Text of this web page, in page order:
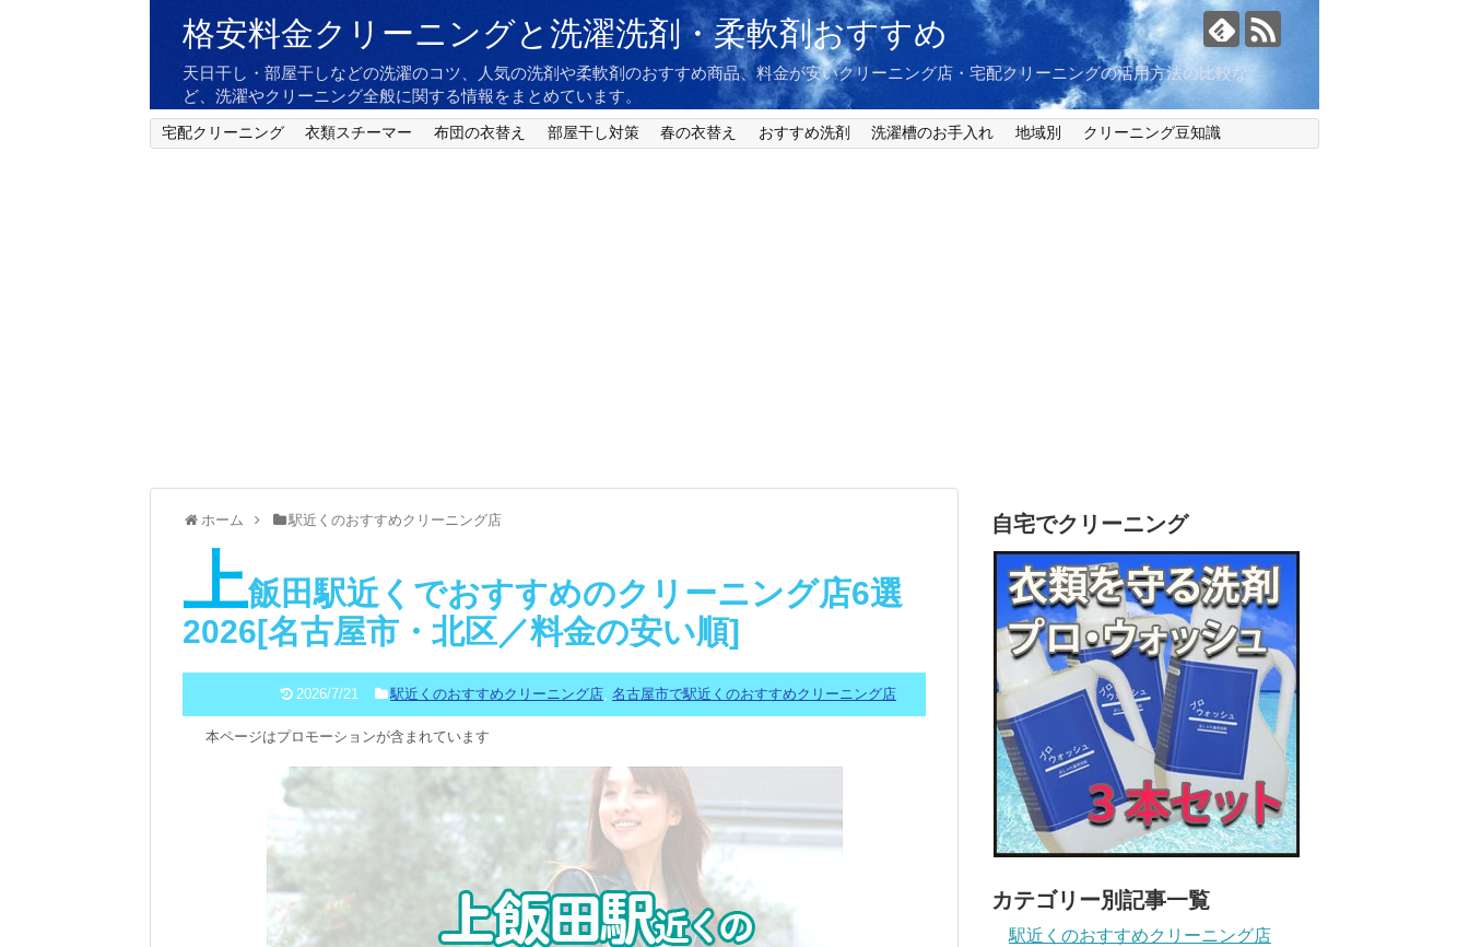
格安料金クリーニングと洗濯洗剤・柔軟剤おすすめ
天日干し・部屋干しなどの洗濯のコツ、人気の洗剤や柔軟剤のおすすめ商品、料金が安いクリーニング店・宅配クリーニングの活用方法の比較な
ど、洗濯やクリーニング全般に関する情報をまとめています。
宅配クリーニング 衣類スチーマー 布団の衣替え 部屋干し対策 春の衣替え おすすめ洗剤 洗濯槽のお手入れ 地域別 クリーニング豆知識
ホーム 駅近くのおすすめクリーニング店
上飯田駅近くでおすすめのクリーニング店6選
2026[名古屋市・北区／料金の安い順]
2026/7/21 駅近くのおすすめクリーニング店,名古屋市で駅近くのおすすめクリーニング店
本ページはプロモーションが含まれています
自宅でクリーニング
カテゴリー別記事一覧
駅近くのおすすめクリーニング店